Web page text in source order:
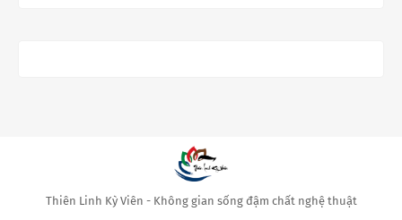
Thiên Linh Kỳ Viên - Không gian sống đậm chất nghệ thuật